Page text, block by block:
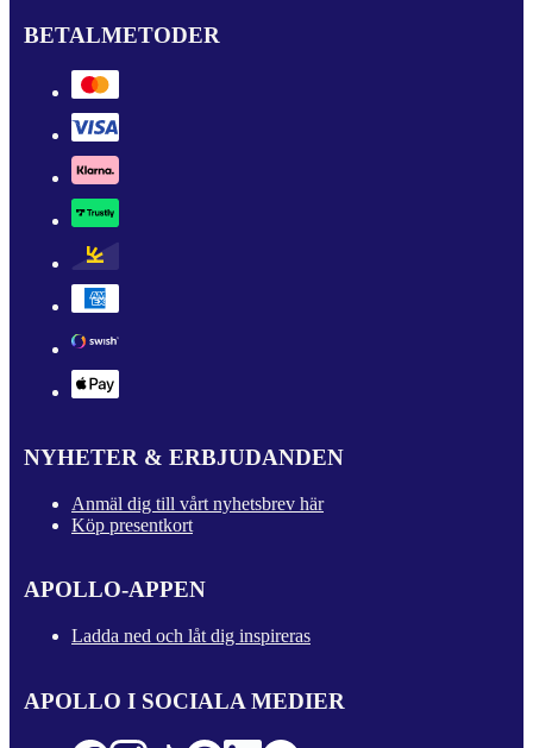
BETALMETODER
NYHETER & ERBJUDANDEN
Anmäl dig till vårt nyhetsbrev här
Köp presentkort
APOLLO-APPEN
Ladda ned och låt dig inspireras
APOLLO I SOCIALA MEDIER